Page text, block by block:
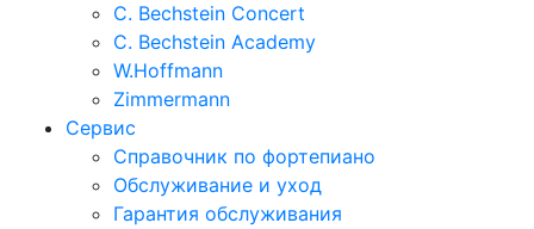
C. Bechstein Concert
C. Bechstein Academy
W.Hoffmann
Zimmermann
Сервис
Справочник по фортепиано
Обслуживание и уход
Гарантия обслуживания